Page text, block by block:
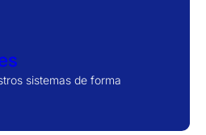
sistemas de forma